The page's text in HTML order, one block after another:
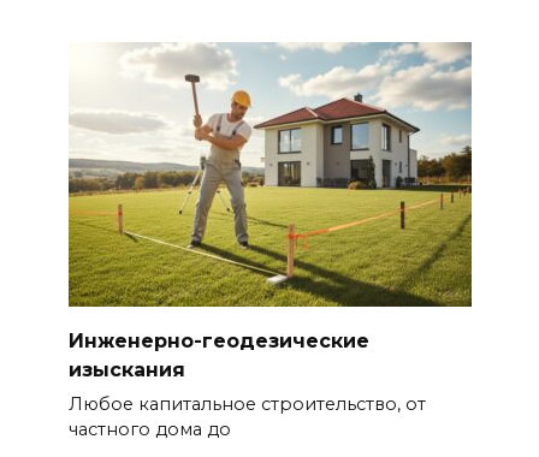
Инженерно-геодезические
изыскания
Любое капитальное строительство, от
частного дома до